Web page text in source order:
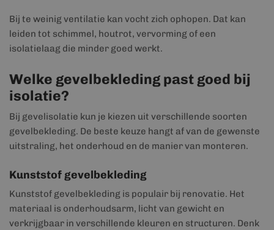
Bij te weinig ventilatie kan vocht zich ophopen. Dat kan
leiden tot schimmel, houtrot, vervorming of een
isolatielaag die minder goed werkt.
Welke gevelbekleding past goed bij
isolatie?
Bij gevelisolatie kun je kiezen uit verschillende soorten
gevelbekleding. De beste keuze hangt af van de gewenste
uitstraling, het onderhoud en de manier van monteren.
Kunststof gevelbekleding
Kunststof gevelbekleding is populair bij renovatie. Het
materiaal is onderhoudsarm, licht van gewicht en
verkrijgbaar in verschillende kleuren en structuren. Denk